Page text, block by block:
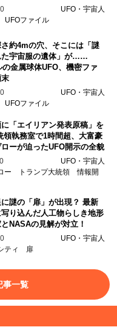
UFO・宇宙人
UFOファイル
約4mの穴、そこには「謎
た宇宙服の遺体」が……
金属球体UFO、機密ファ
UFO・宇宙人
UFOファイル
に「エイリアン発表原稿」を
領執務室で1時間超、大富豪
ーが迫ったUFO開示の全貌
UFO・宇宙人
ー
トランプ大統領情報開
謎の「扉」が出現？ 最新
り込んだ人工物らしき地形
NASAの見解が対立！
UFO・宇宙人
ティ 扉
事一覧